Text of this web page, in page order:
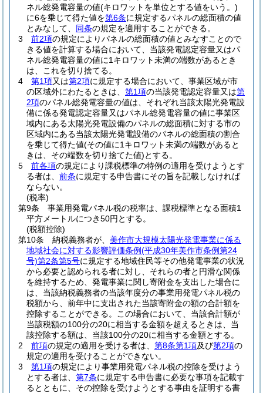
ネル総発電容量の値(キロワットを単位とする値をいう。)
に6を乗じて得た値を第6条に規定するパネルの総面積の値
とみなして、 同条の規定を適用することができる。
3
前2項の規定によりパネルの総面積の値とみなすことので
きる値を計算する場合において、当該発電認定容量又はパ
ネル総発電容量の値に1キロワット未満の端数があるとき
は、これを切り捨てる。
4
第1項又は第2項に規定する場合において、事業区域が市
の区域外にわたるときは、 第1項の当該発電認定容量又は第
2項のパネル総発電容量の値は、それぞれ当該太陽光発電設
備に係る発電認定容量又はパネル総発電容量の値に事業区
域内にある太陽光発電設備のパネルの総面積に対する市の
区域内にある当該太陽光発電設備のパネルの総面積の割合
を乗じて得た値(その値に1キロワット未満の端数があると
きは、その端数を切り捨てた値)とする。
5
前各項の規定により課税標準の特例の適用を受けようとす
る者は、 前条に規定する申告書にその旨を記載しなければ
ならない。
(税率)
第9条
事業用発電パネル税の税率は、課税標準となる面積1
平方メートルにつき50円とする。
(税額控除)
第10条
納税義務者が、 美作市大規模太陽光発電事業に係る
地域社会に対する影響評価条例(平成30年美作市条例第24
号)第2条第5号に規定する地域住民等その他発電事業の状況
から必要と認められる者に対し、それらの者と円滑な関係
を維持するため、発電事業に関し寄附金を支出した場合に
は、当該納税義務者の当該年度分の事業用発電パネル税の
税額から、前年中に支出された当該寄附金の額の合計額を
控除することができる。
この場合において、当該合計額が
当該税額の100分の20に相当する金額を超えるときは、当
該控除する額は、当該100分の20に相当する金額とする。
2
前項の規定の適用を受ける者は、 第8条第1項及び第2項の
規定の適用を受けることができない。
3
第1項の規定により事業用発電パネル税の控除を受けよう
とする者は、 第7条に規定する申告書に必要な事項を記載す
るとともに、その控除を受けようとする事由を証明する書